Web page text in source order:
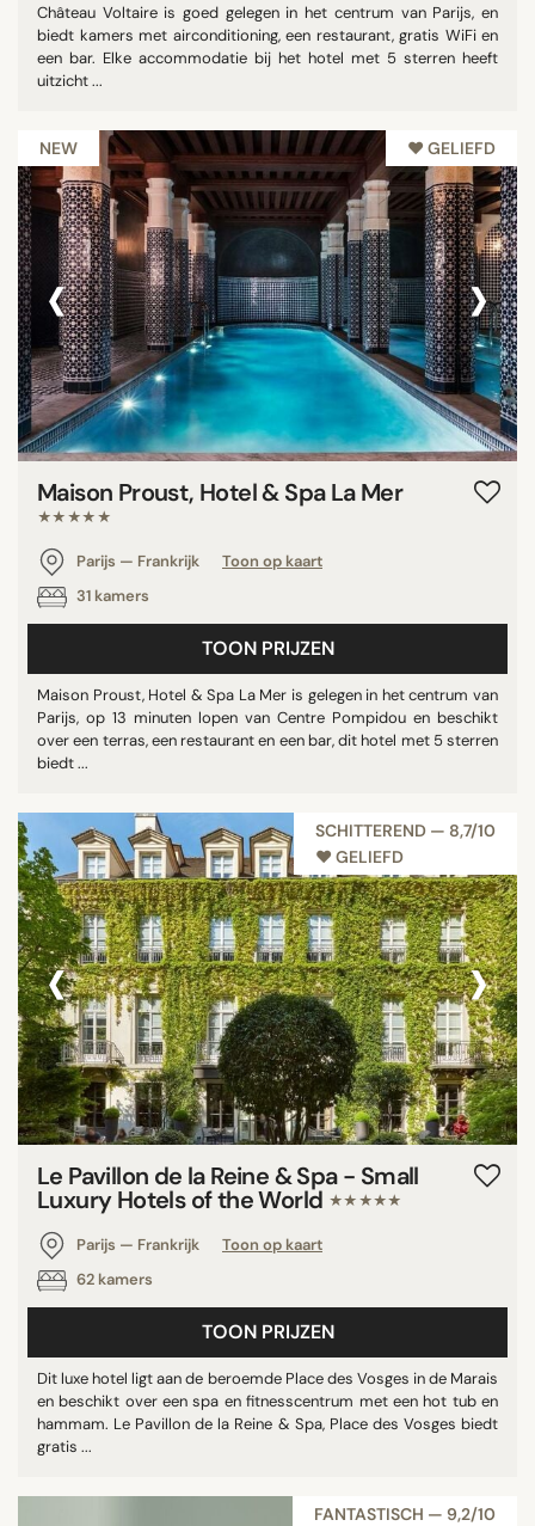
Château Voltaire is goed gelegen in het centrum van Parijs, en
biedt kamers met airconditioning, een restaurant, gratis WiFi en
een bar. Elke accommodatie bij het hotel met 5 sterren heeft
uitzicht ...
NEW ♥︎ GELIEFD
‹ ›
Maison Proust, Hotel & Spa La Mer
★★★★★
Parijs — Frankrijk
Toon op kaart
31 kamers
TOON PRIJZEN
Maison Proust, Hotel & Spa La Mer is gelegen in het centrum van
Parijs, op 13 minuten lopen van Centre Pompidou en beschikt
over een terras, een restaurant en een bar, dit hotel met 5 sterren
biedt ...
SCHITTEREND — 8,7/10
♥︎ GELIEFD
‹ ›
Le Pavillon de la Reine & Spa - Small
Luxury Hotels of the World ★★★★★
Parijs — Frankrijk
Toon op kaart
62 kamers
TOON PRIJZEN
Dit luxe hotel ligt aan de beroemde Place des Vosges in de Marais
en beschikt over een spa en fitnesscentrum met een hot tub en
hammam. Le Pavillon de la Reine & Spa, Place des Vosges biedt
gratis ...
FANTASTISCH — 9,2/10